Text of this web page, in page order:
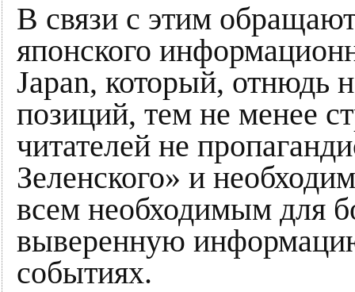
В связи с этим
японского
Japan, который, отнюдь
позиций, тем не менее
читателей не
Зеленского» и
всем необходимым для
выверенную
событиях.